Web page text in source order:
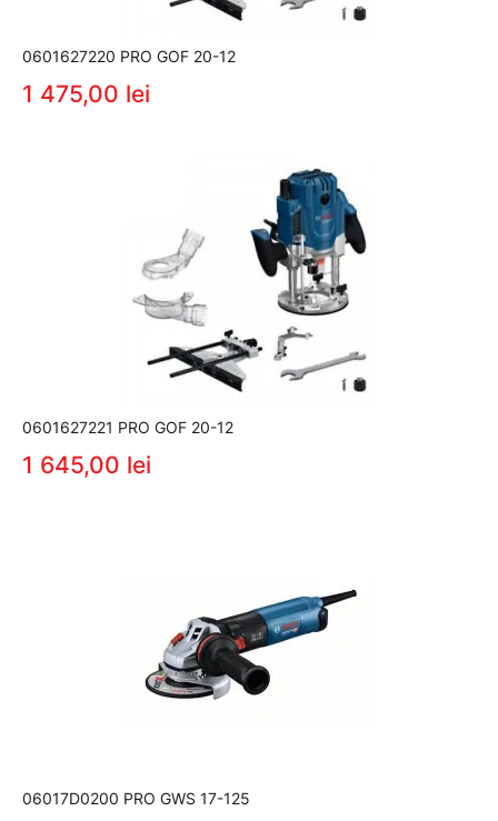
0601627220 PRO GOF 20-12
1 475,00 lei
0601627221 PRO GOF 20-12
1 645,00 lei
06017D0200 PRO GWS 17-125